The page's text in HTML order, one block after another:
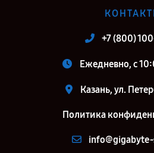
+7 (800)
Ежедневно, с
Казань, ул.
Политика